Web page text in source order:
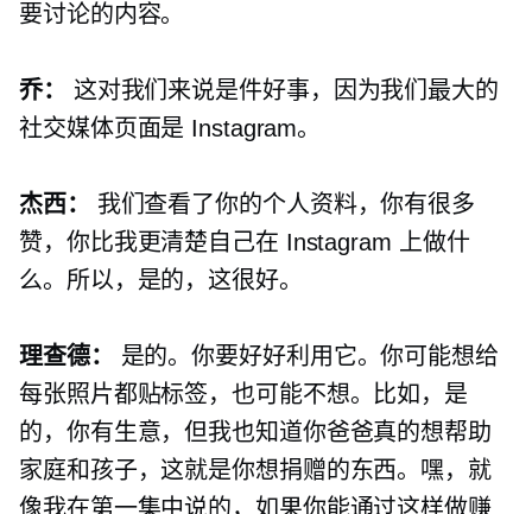
要讨论的内容。
乔：
这对我们来说是件好事，因为我们最大的
社交媒体页面是 Instagram。
杰西：
我们查看了你的个人资料，你有很多
赞，你比我更清楚自己在 Instagram 上做什
么。所以，是的，这很好。
理查德：
是的。你要好好利用它。你可能想给
每张照片都贴标签，也可能不想。比如，是
的，你有生意，但我也知道你爸爸真的想帮助
家庭和孩子，这就是你想捐赠的东西。嘿，就
像我在第一集中说的，如果你能通过这样做赚